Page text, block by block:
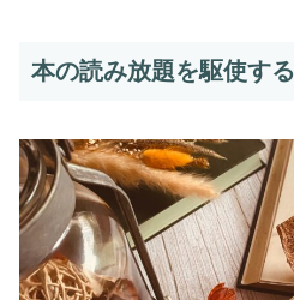
本の読み放題を駆使する